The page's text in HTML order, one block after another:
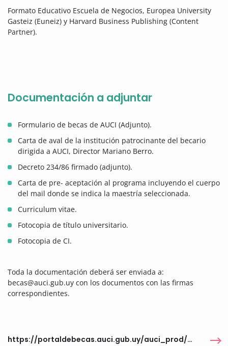
Formato Educativo Escuela de Negocios, Europea University
Gasteiz (Euneiz) y Harvard Business Publishing (Content
Partner).
Documentación a adjuntar
Formulario de becas de AUCI (Adjunto).
Carta de aval de la institución patrocinante del becario
dirigida a AUCI, Director Mariano Berro.
Decreto 234/86 firmado (adjunto).
Carta de pre- aceptación al programa incluyendo el cuerpo
del mail donde se indica la maestría seleccionada.
Curriculum vitae.
Fotocopia de título universitario.
Fotocopia de CI.
Toda la documentación deberá ser enviada a:
becas@auci.gub.uy con los documentos con las firmas
correspondientes.
https://portaldebecas.auci.gub.uy/auci_prod/servlet/com.portal.wpbecasportaltab